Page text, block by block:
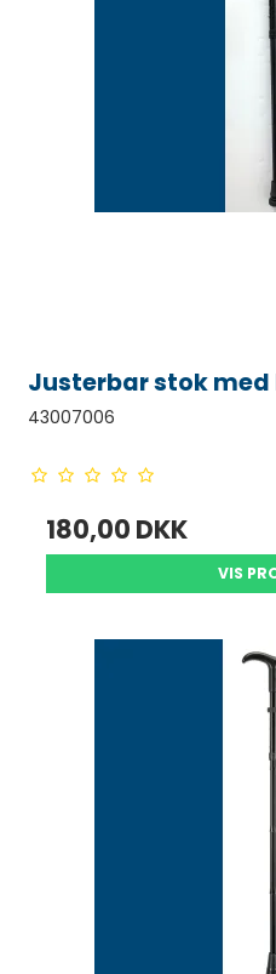
Justerbar stok
43007006
180,00 DKK
VIS